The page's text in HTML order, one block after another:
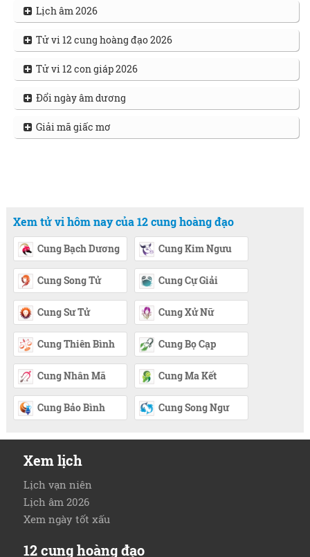
Lịch âm 2026
Tử vi 12 cung hoàng đạo 2026
Tử vi 12 con giáp 2026
Đổi ngày âm dương
Giải mã giấc mơ
Xem tử vi hôm nay của 12 cung hoàng đạo
Cung Bạch Dương Cung Kim Ngưu
Cung Song Tử Cung Cự Giải
Cung Sư Tử Cung Xử Nữ
Cung Thiên Bình Cung Bọ Cạp
Cung Nhân Mã Cung Ma Kết
Cung Bảo Bình Cung Song Ngư
Xem lịch
Lịch vạn niên
Lịch âm 2026
Xem ngày tốt xấu
12 cung hoàng đạo